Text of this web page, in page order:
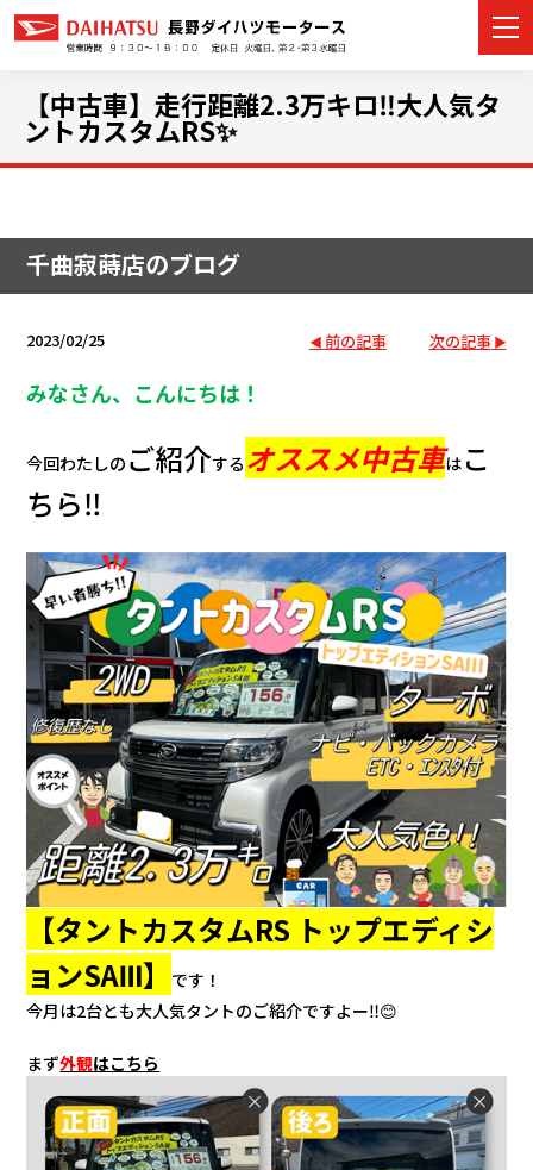
展示車・試乗車
店舗情報
アフターサポート
カタ
リコ
お問
【中古車】走行距離2.3万キロ‼大人気タ
ントカスタムRS✨
千曲寂蒔店のブログ
2023/02/25 前の記事 次の記事
みなさん、こんにちは！
今回わたしの ご紹介する オススメ中古車は こ
ちら‼
【タントカスタムRS トップエディシ
ョンSAⅢ】
です！
今月は2台とも大人気タントのご紹介ですよー‼😊
まず外観はこちら